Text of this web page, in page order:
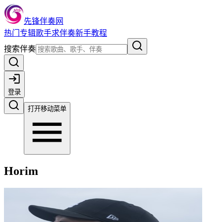
先锋伴奏网
热门 专辑歌手求伴奏新手教程
搜索伴奏
登录
打开移动菜单
Horim